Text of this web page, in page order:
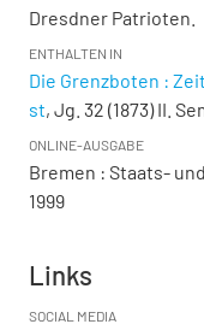
Dresdner Patrioten.
ENTHALTEN IN
Die Grenzboten :
st, Jg. 32 (1873) II.
ONLINE-AUSGABE
Bremen : Staats-
1999
Links
SOCIAL MEDIA